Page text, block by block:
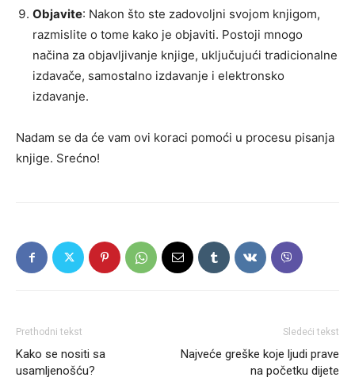
Objavite: Nakon što ste zadovoljni svojom knjigom,
razmislite o tome kako je objaviti. Postoji mnogo
načina za objavljivanje knjige, uključujući tradicionalne
izdavače, samostalno izdavanje i elektronsko
izdavanje.
Nadam se da će vam ovi koraci pomoći u procesu pisanja
knjige. Srećno!
Prethodni tekst
Kako se nositi sa
usamljenošću?
Sledeći tekst
Najveće greške koje ljudi prave
na početku dijete